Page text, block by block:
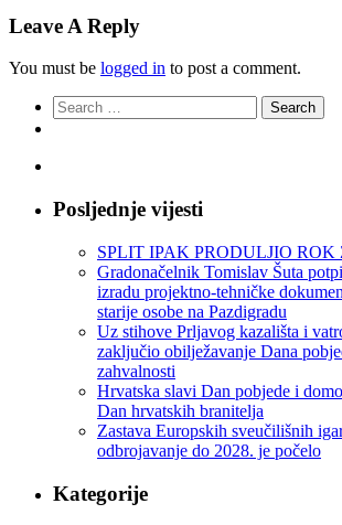
Leave A Reply
You must be logged in to post a comment.
Search
for:
Posljednje vijesti
SPLIT IPAK PRODULJIO
Gradonačelnik Tomislav Šuta
izradu projektno-tehničke
starije osobe na Pazdigradu
Uz stihove Prljavog kazališta i
zaključio obilježavanje Dana
zahvalnosti
Hrvatska slavi Dan pobjede i
Dan hrvatskih branitelja
Zastava Europskih sveučilišnih
odbrojavanje do 2028. je počelo
Kategorije